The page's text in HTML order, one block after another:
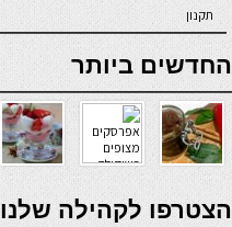
תקנון
online casino
החדשים ביותר
verde casino
הצטרפו לקהילה שלנו